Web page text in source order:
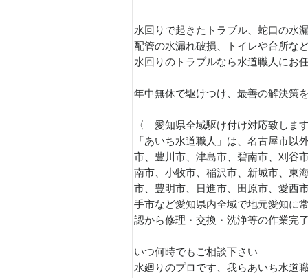
水回りで起きたトラブル、蛇口の水
配管の水漏れ破損、トイレや台所な
水回りのトラブルなら水道職人にお
年中無休で駆けつけ、最善の解決策
〈 愛知県全域駆け付け対応致しま
「あいち水道職人」は、名古屋市
市、豊川市、津島市、碧南市、刈谷
南市、小牧市、稲沢市、新城市、東
市、豊明市、日進市、田原市、愛西
手市など愛知県内全域で地元愛知に
認から修理・交換・洗浄等の作業完
いつ何時でもご相談下さい
水廻りのプロです、我らあいち水道